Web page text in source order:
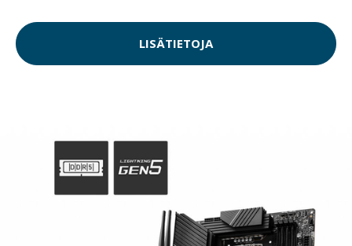
LISÄTIETOJA